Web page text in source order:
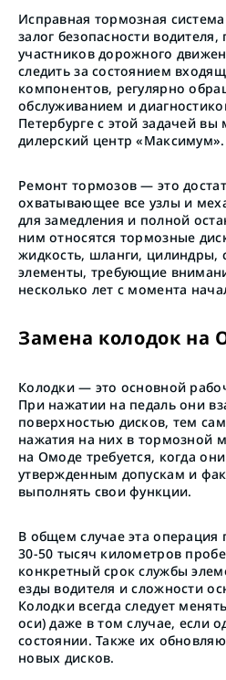
Исправная тормозная
залог безопасности
участников дорожного
следить за состоянием
компонентов, регулярно
обслуживанием и
Петербурге с этой задачей вы
дилерский центр «Максимум».
Ремонт тормозов — это
охватывающее все узлы и
для замедления и полной
ним относятся тормозные
жидкость, шланги, цилиндры,
элементы, требующие
несколько лет с момента
Замена колодок на
Колодки — это основной
При нажатии на педаль они
поверхностью дисков, тем
нажатия на них в тормозной
на Омоде требуется, когда
утвержденным допускам и
выполнять свои функции.
В общем случае эта операция
30-50 тысяч километров
конкретный срок службы
езды водителя и сложности
Колодки всегда следует
оси) даже в том случае, если
состоянии. Также их
новых дисков.